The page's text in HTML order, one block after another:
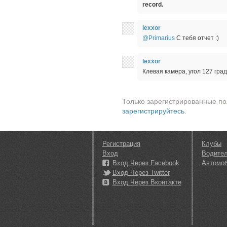
record.
lexxor
@Primarius С тебя отчет :)
lexxor
Клевая камера, угол 127
Только зарегистрированные
зарегистрируйтесь
Регистрация
Вход
Вход Через Facebook
Вход Через Twitter
Вход Через Вконтакте
Клубы